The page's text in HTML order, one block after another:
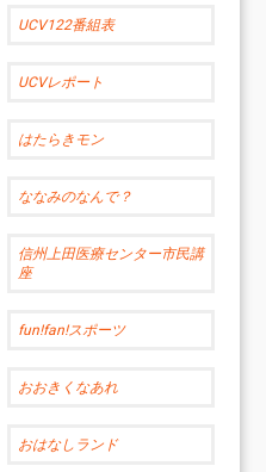
UCV122番組表
UCVレポート
はたらきモン
ななみのなんで？
信州上田医療センター市民講
座
fun!fan!スポーツ
おおきくなあれ
おはなしランド